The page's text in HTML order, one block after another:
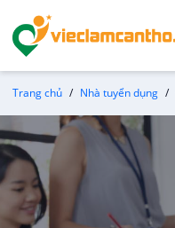
Trang chủ Nhà tuyển dụng